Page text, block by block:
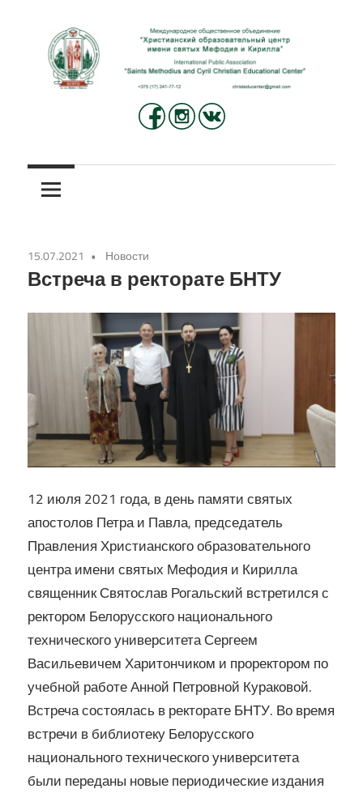
содержимому
Христианский
центр
святых
Мефодия
Кирилла
Международное
«Христианский
образовательный
святых
Мефодия
и
15.07.2021 Новости
Встреча в ректорате БНТУ
12 июля 2021 года, в день памяти святых
апостолов Петра и Павла, председатель
Правления Христианского образовательного
центра имени святых Мефодия и Кирилла
священник Святослав Рогальский встретился с
ректором Белорусского национального
технического университета Сергеем
Васильевичем Харитончиком и проректором по
учебной работе Анной Петровной Кураковой.
Встреча состоялась в ректорате БНТУ. Во время
встречи в библиотеку Белорусского
национального технического университета
были переданы новые периодические издания